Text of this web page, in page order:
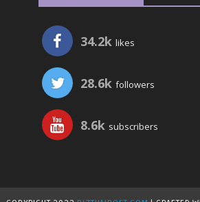
34.2k likes
28.6k followers
8.6k subscribers